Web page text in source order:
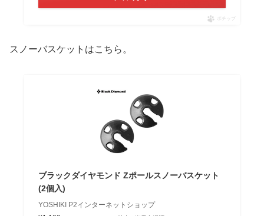
ポチップ
スノーバスケットはこちら。
ブラックダイヤモンド Zポールスノーバスケット
(2個入)
YOSHIKI P2インターネットショップ